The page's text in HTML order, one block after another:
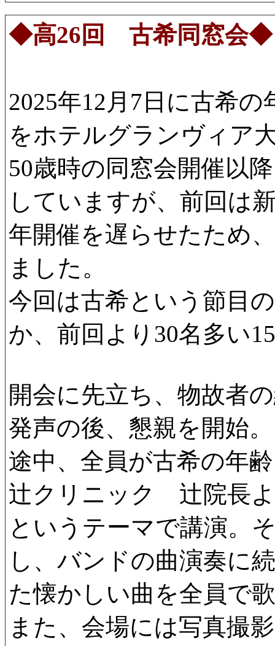
◆高26回 古希同窓会◆
2025年12月7日に古希
をホテルグランヴィア
50歳時の同窓会開催以
していますが、前回は
年開催を遅らせたため
ました。
今回は古希という節目
か、前回より30名多い
開会に先立ち、物故者
発声の後、懇親を開始。
途中、全員が古希の年
辻クリニック 辻院長
というテーマで講演。
し、バンドの曲演奏に
た懐かしい曲を全員で
また、会場には写真撮